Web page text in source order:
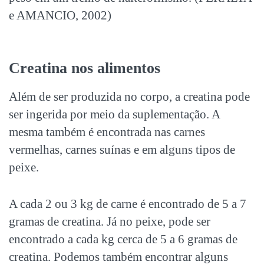
e AMANCIO, 2002)
Creatina nos alimentos
Além de ser produzida no corpo, a creatina pode
ser ingerida por meio da suplementação. A
mesma também é encontrada nas carnes
vermelhas, carnes suínas e em alguns tipos de
peixe.
A cada 2 ou 3 kg de carne é encontrado de 5 a 7
gramas de creatina. Já no peixe, pode ser
encontrado a cada kg cerca de 5 a 6 gramas de
creatina. Podemos também encontrar alguns